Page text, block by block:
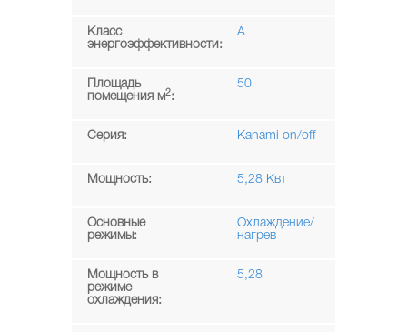
Класс
энергоэффективности:
A
Площадь
помещения м2:
50
Серия: Kanami on/off
Мощность: 5,28 Квт
Основные
режимы:
Охлаждение/
нагрев
Мощность в
режиме
охлаждения:
5,28